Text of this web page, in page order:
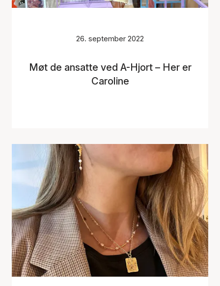
26. september 2022
Møt de ansatte ved A-Hjort – Her er
Caroline